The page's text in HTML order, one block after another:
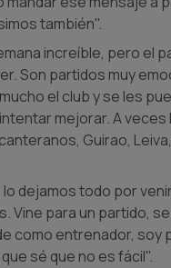
también".
increíble, pero el
Son partidos muy
el club y se les
mejorar. A veces
Guirao,
dejamos todo por
Vine para un partido,
como entrenador, soy
sé que no es fácil".